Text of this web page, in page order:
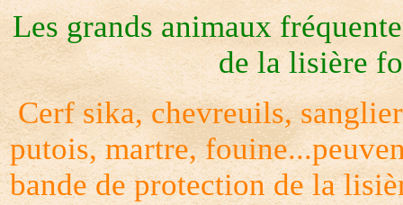
Les grands animaux
de la lisière
Cerf sika, chevreuils,
putois, martre,
bande de protection de la